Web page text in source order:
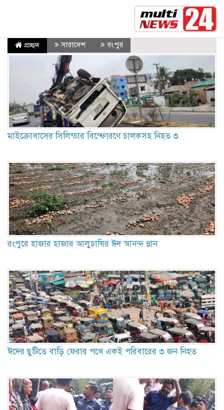
মক্কা প্রতিরক্ষা চুক্তি: মধ্যপ্রাচ্যে কি মার্কিন
প্রচ্ছদ সারাদেশ রংপুর
মাইক্রোবাসের সিলিন্ডার বিস্ফোরণে চালকসহ নিহত ৩
রংপুরে হাজার হাজার আলুচাষির ঈদ আনন্দ ম্লান
ঈদের ছুটিতে বাড়ি ফেরার পথে একই পরিবারের ৩ জন নিহত